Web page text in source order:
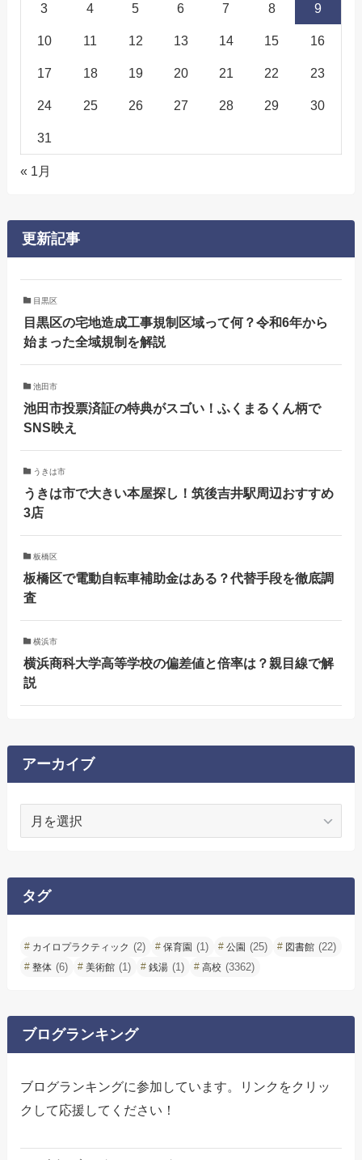
3 4 5 6 7 8 9
10 11 12 13 14 15 16
17 18 19 20 21 22 23
24 25 26 27 28 29 30
31
« 1月
更新記事
目黒区
目黒区の宅地造成工事規制区域って何？令和6年から
始まった全域規制を解説
池田市
池田市投票済証の特典がスゴい！ふくまるくん柄で
SNS映え
うきは市
うきは市で大きい本屋探し！筑後吉井駅周辺おすすめ
3店
板橋区
板橋区で電動自転車補助金はある？代替手段を徹底調
査
横浜市
横浜商科大学高等学校の偏差値と倍率は？親目線で解
説
アーカイブ
ブ
タグ
カイロプラクティック (2) 保育園 (1) 公園 (25) 図書館 (22)
整体 (6) 美術館 (1) 銭湯 (1) 高校 (3362)
ブログランキング
ブログランキングに参加しています。リンクをクリッ
クして応援してください！